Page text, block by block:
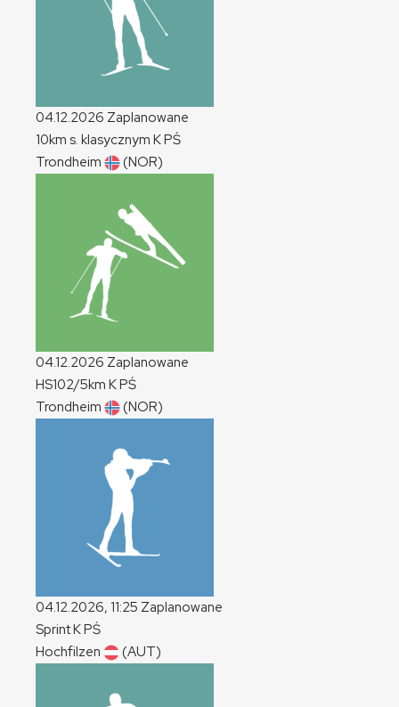
04.12.2026 Zaplanowane
10km s. klasycznym KPŚ
Trondheim
(NOR)
04.12.2026 Zaplanowane
HS102/5km KPŚ
Trondheim
(NOR)
04.12.2026, 11:25 Zaplanowane
SprintKPŚ
Hochfilzen
(AUT)